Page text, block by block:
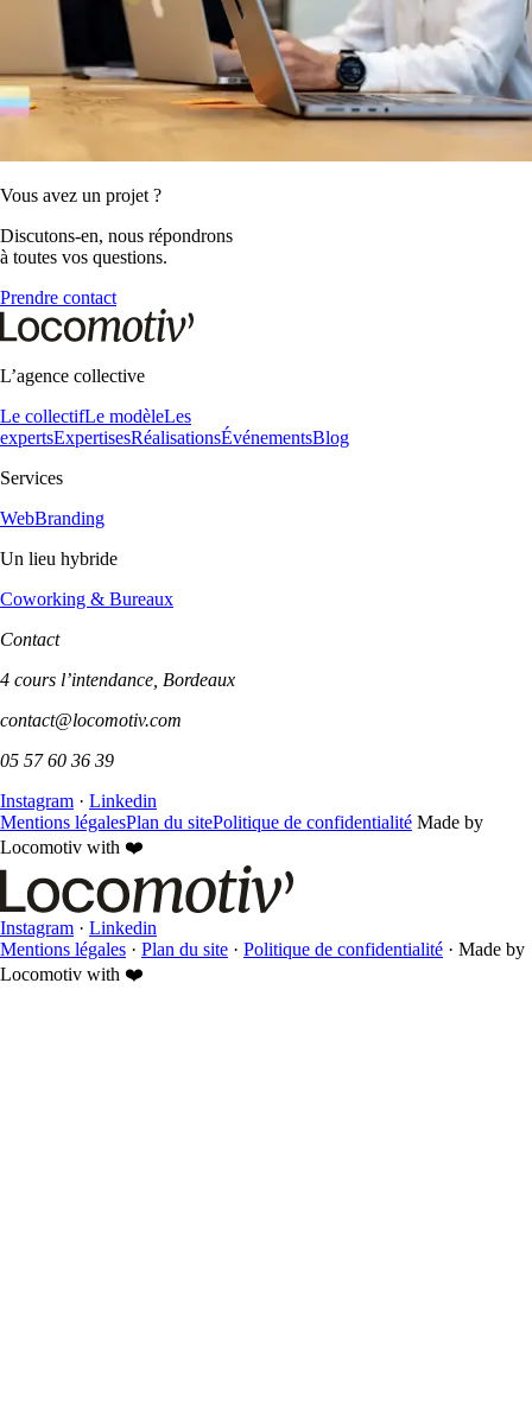
Vous avez un projet ?
Discutons-en, nous répondrons
à toutes vos questions.
Prendre contact
L’agence collective
Le collectifLe modèleLes
expertsExpertisesRéalisationsÉvénementsBlog
Services
WebBranding
Un lieu hybride
Coworking & Bureaux
Contact
4 cours l’intendance, Bordeaux
contact@locomotiv.com
05 57 60 36 39
Instagram · Linkedin
Mentions légalesPlan du sitePolitique de confidentialité Made by
Locomotiv with ❤️
Instagram · Linkedin
Mentions légales · Plan du site · Politique de confidentialité · Made by
Locomotiv with ❤️